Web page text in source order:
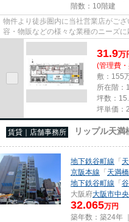
階数：10階建
物件より徒歩圏内に当社営業店がご
容・物販などの様々な業種のニーズ
尚、弊社ではおとり広告は一切...
31.9万
(管理費
敷：155
所在階：
坪数：
坪単価：
賃貸｜店舗事務所 リップル天満
地下鉄谷町線 「
京阪本線 「天満橋
地下鉄谷町線 「
大阪府大阪市中
32.065万円
築年数：築24年